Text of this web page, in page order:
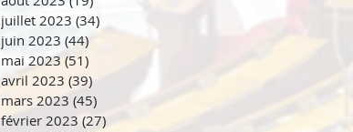
juillet 2023 (34)
juin 2023 (44) 44 posts
mai 2023 (51)
avril 2023 (39) 39 posts
mars 2023 (45) 45 posts
février 2023 (27) 27 posts